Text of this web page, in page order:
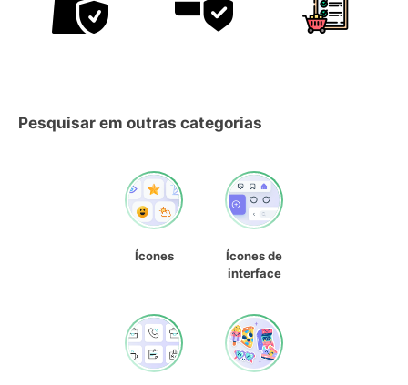
Pesquisar em outras categorias
Ícones
Ícones de
interface